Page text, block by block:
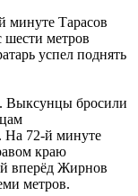
минуте Тарасов
шести метров
успел поднять
Выксунцы бросили
На 72-й минуте
краю
вперёд Жирнов
метров.